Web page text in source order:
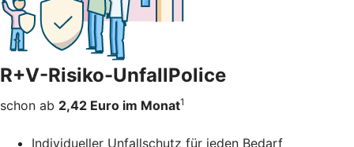
R+V-Risiko-UnfallPolice
schon ab 2,42 Euro im Monat1
Individueller Unfallschutz für jeden Bedarf